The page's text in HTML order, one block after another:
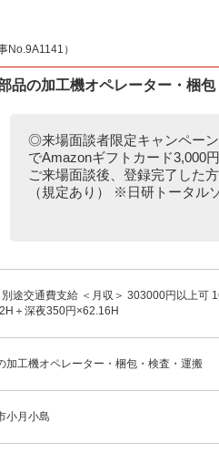
No.9A1141）
品の加工機オペレーター・梱
◎来場面談者限定キャンペー
でAmazonギフトカード3,000
ご来場面談後、登録完了した
（規定あり） ※日研トータル
途交通費支給 ＜月収＞ 303000円以上可
＋深夜350円×62.16H
加工機オペレーター・梱包・検査・運搬
小月小島